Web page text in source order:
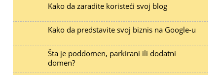
Kako da zaradite koristeći svoj blog
Kako da predstavite svoj biznis na Google-u
Šta je poddomen, parkirani ili dodatni
domen?